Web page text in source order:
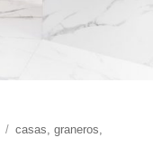
Etiquetas
casas ,graneros